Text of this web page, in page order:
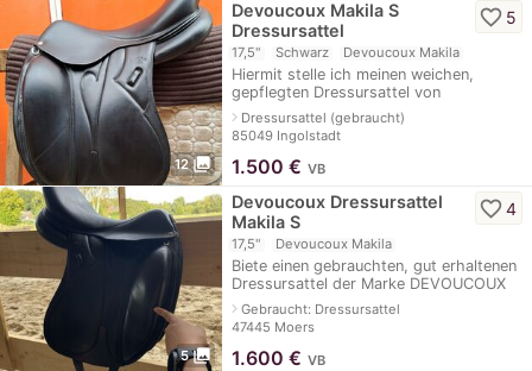
12 photo_library
Devoucoux Makila S
Dressursattel
17,5" Schwarz Devoucoux Makila
Hiermit stelle ich meinen weichen,
gepflegten Dressursattel von
Devoucoux zum Verkauf. Ich habe ihn im
Mai 2022 neu erworben und immer
gepflegt und tr
navigate_nextDressursattel (gebraucht)
85049 Ingolstadt
favorite_border 5
1.500 € VB
5 photo_library
Devoucoux Dressursattel
Makila S
17,5" Devoucoux Makila
Biete einen gebrauchten, gut erhaltenen
Dressursattel der Marke DEVOUCOUX
an. Der Sattel hat normale
Gebrauchsspuren und ist sonst gut
erhalten. Größe
navigate_nextGebraucht: Dressursattel
47445 Moers
favorite_border4
1.600 € VB